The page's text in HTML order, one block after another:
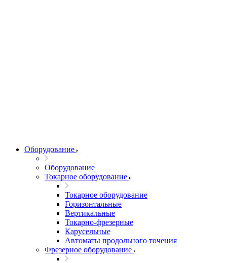
Оборудование
Оборудование
Токарное оборудование
Токарное оборудование
Горизонтальные
Вертикальные
Токарно-фрезерные
Карусельные
Автоматы продольного точения
Фрезерное оборудование